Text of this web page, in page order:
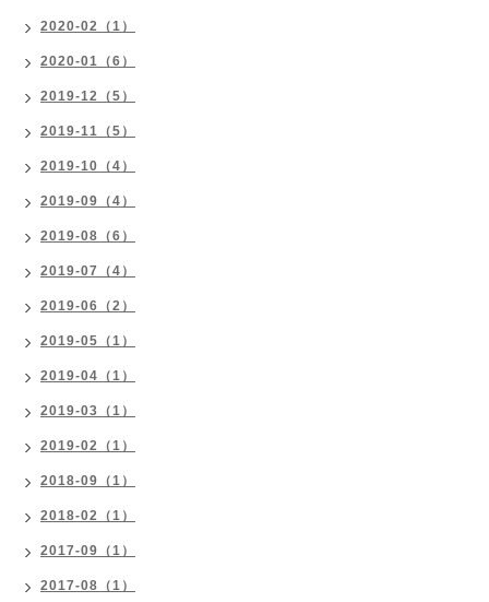
2020-02（1）
2020-01（6）
2019-12（5）
2019-11（5）
2019-10（4）
2019-09（4）
2019-08（6）
2019-07（4）
2019-06（2）
2019-05（1）
2019-04（1）
2019-03（1）
2019-02（1）
2018-09（1）
2018-02（1）
2017-09（1）
2017-08（1）